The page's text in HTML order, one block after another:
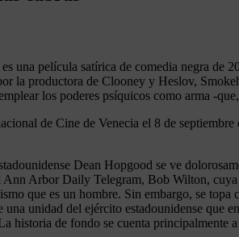
una película satírica de comedia negra
la productora de Clooney y Heslov,
los poderes psíquicos como arma -
de Cine de Venecia el 8 de
Dean Hopgood se ve
Arbor Daily Telegram, Bob Wilton,
que es un hombre. Sin embargo, se
unidad del ejército estadounidense que
historia de fondo se cuenta principalmente